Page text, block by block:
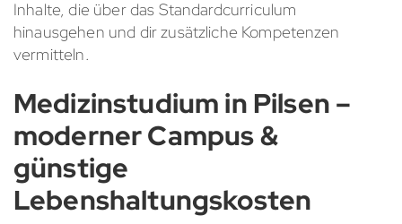
Inhalte, die über das Standardcurriculum
hinausgehen und dir zusätzliche Kompetenzen
vermitteln.
Medizinstudium in Pilsen –
moderner Campus &
günstige
Lebenshaltungskosten